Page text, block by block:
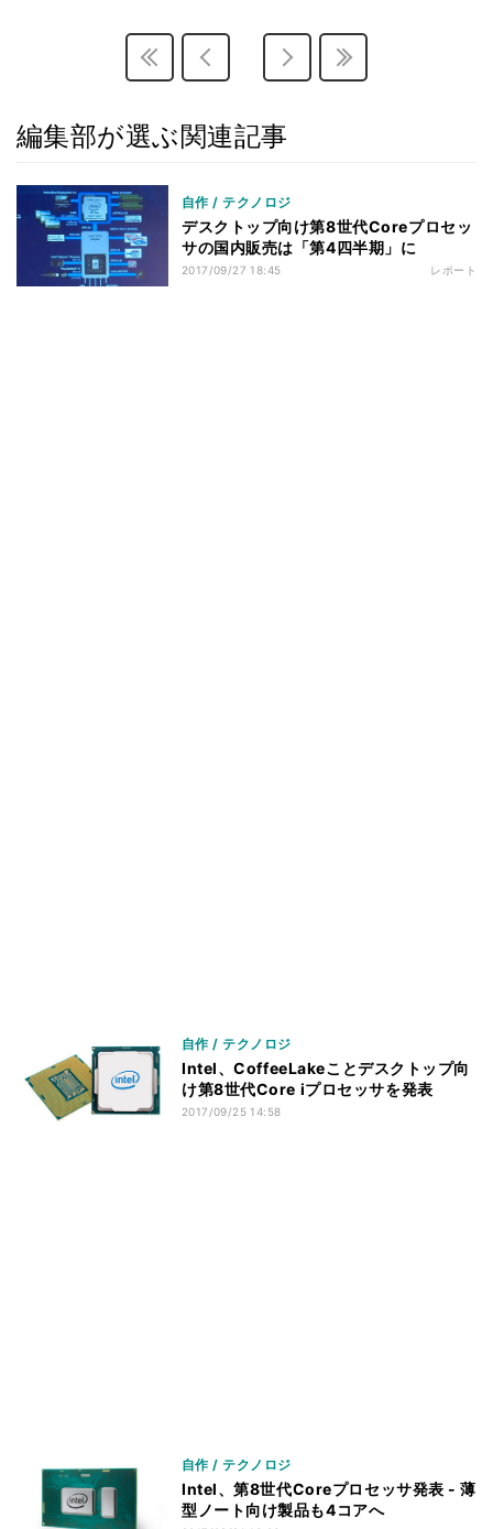
内部分析「RightMark Multi-Thread Memory Test
26 内部分析「Sandra Platinum Version 24.41」その2
28 まとめと考察
編集部が選ぶ関連記事
自作 / テクノロジ
デスクトップ向け第8世代Coreプロセッ
サの国内販売は「第4四半期」に
2017/09/27 18:45 レポート
自作 / テクノロジ
Intel、CoffeeLakeことデスクトップ向
け第8世代Core iプロセッサを発表
2017/09/25 14:58
自作 / テクノロジ
Intel、第8世代Coreプロセッサ発表 - 薄
型ノート向け製品も4コアへ